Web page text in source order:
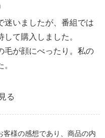
迷いましたが、番組では
て購入しました。
毛が顔にべったり。私の
る
客様の感想であり、商品の内